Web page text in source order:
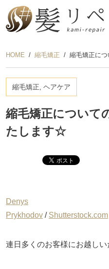
HOME 縮毛矯正 縮毛矯正に
縮毛矯正, ヘアケア
縮毛矯正について
たします☆
Denys
Prykhodov / Shutterstock.com
連日多くのお客様にお越しい